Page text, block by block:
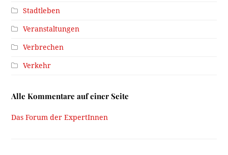
Stadtleben
Veranstaltungen
Verbrechen
Verkehr
Alle Kommentare auf einer Seite
Das Forum der ExpertInnen